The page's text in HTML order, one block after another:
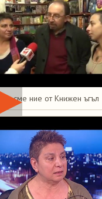
Това сме ние от Книжен ъгъл